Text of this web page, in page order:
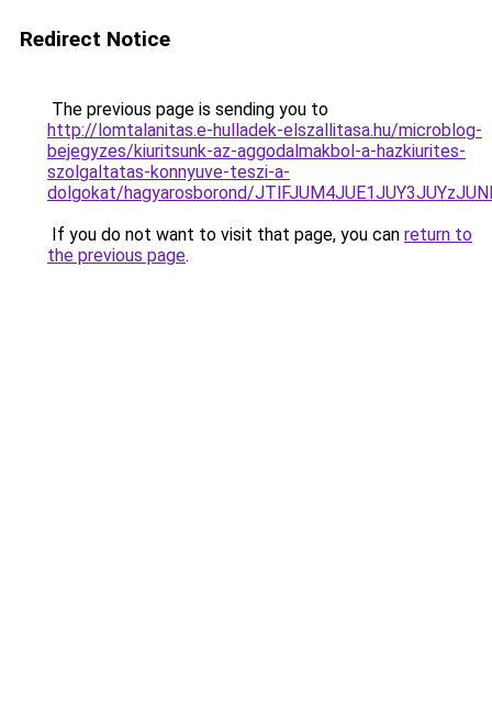
Redirect Notice
The previous page is sending you to
http://lomtalanitas.e-hulladek-elszallitasa.hu/microblog-
bejegyzes/kiuritsunk-az-aggodalmakbol-a-hazkiurites-
szolgaltatas-konnyuve-teszi-a-
dolgokat/hagyarosborond/
If you do not want to visit that page, you can return to
the previous page.